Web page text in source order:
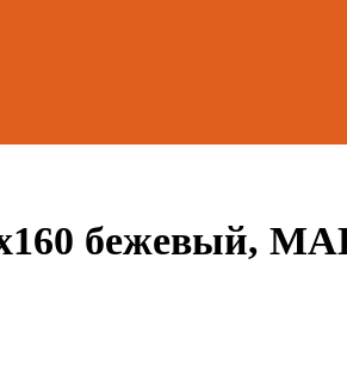
бежевый,